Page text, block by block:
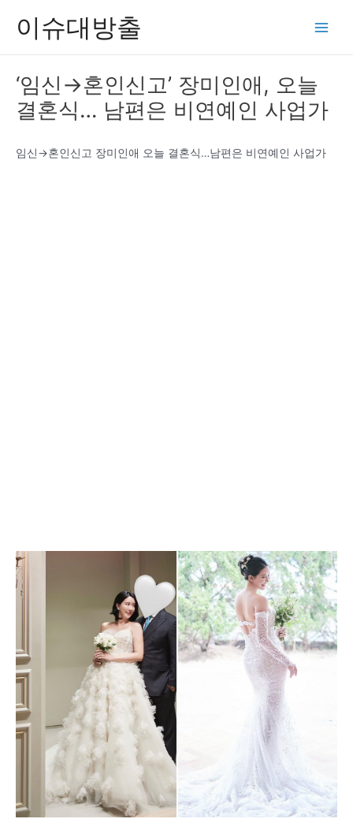
이슈대방출
‘임신→혼인신고’ 장미인애, 오늘
결혼식… 남편은 비연예인 사업가
임신→혼인신고 장미인애 오늘 결혼식…남편은 비연예인 사업가